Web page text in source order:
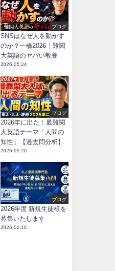
ブログ
SNSはなぜ人を動かす
のか？一橋2026｜難関
大英語のヤバい教養
2026.05.24
ブログ
2026年に出た！最難関
大英語テーマ「人間の
知性」【過去問分析】
2026.05.20
ブログ
2026年度 新規生徒様を
募集いたします
2026.02.16